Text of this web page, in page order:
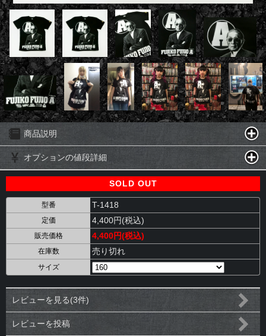
商品説明
オプションの値段詳細
SOLD OUT
型番 T-1418
定価 4,400円(税込)
販売価格 4,400円(税込)
在庫数 売り切れ
サイズ
レビューを見る(3件)
レビューを投稿